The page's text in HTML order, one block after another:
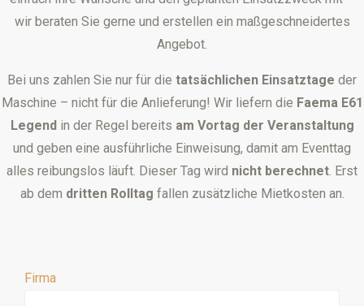
wir beraten Sie gerne und erstellen ein maßgeschneidertes
Angebot.
Bei uns zahlen Sie nur für die tatsächlichen Einsatztage der
Maschine – nicht für die Anlieferung! Wir liefern die Faema E61
Legendin der Regel bereits am Vortag der Veranstaltung
und geben eine ausführliche Einweisung, damit am Eventtag
alles reibungslos läuft. Dieser Tag wird nicht berechnet . Erst
ab dem dritten Rolltag fallen zusätzliche Mietkosten an.
Firma